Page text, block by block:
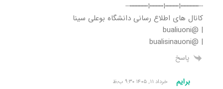
┄┅┅┅┅ا┅┅┅ا┅┅┅ا┅┅┅┅┄
کانال های اطلاع رسانی دانشگاه بوعلی سینا
| @bualiuoni
| @bualisinauoni
پاسخ
برایم خرداد ۱۱, ۱۴۰۵ ۹:۳۰ ب٫ظ